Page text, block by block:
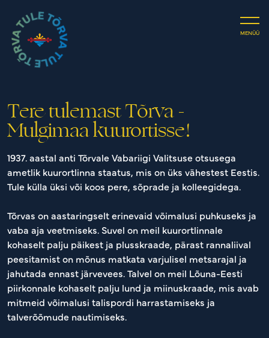
MENÜÜ
Tere tulemast Tõrva -
Mulgimaa kuurortisse!
1937. aastal anti Tõrvale Vabariigi Valitsuse otsusega
ametlik kuurortlinna staatus, mis on üks vähestest Eestis.
Tule külla üksi või koos pere, sõprade ja kolleegidega.
Tõrvas on aastaringselt erinevaid võimalusi puhkuseks ja
vaba aja veetmiseks. Suvel on meil kuurortlinnale
kohaselt palju päikest ja plusskraade, pärast rannaliival
peesitamist on mõnus matkata varjulisel metsarajal ja
jahutada ennast järvevees. Talvel on meil Lõuna-Eesti
piirkonnale kohaselt palju lund ja miinuskraade, mis avab
mitmeid võimalusi talispordi harrastamiseks ja
talverõõmude nautimiseks.